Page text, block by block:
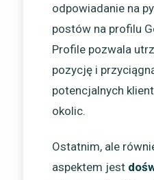
odpowiadanie na
postów na profilu
Profile pozwala
pozycję i
potencjalnych
okolic.
Ostatnim, ale
aspektem jest